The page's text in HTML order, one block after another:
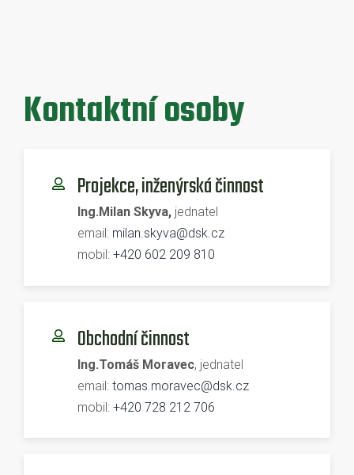
Kontaktní osoby
Projekce, inženýrská činnost
Ing.Milan Skyva, jednatel
email: milan.skyva@dsk.cz
mobil:+420 602 209 810
Obchodní činnost
Ing.Tomáš Moravec, jednatel
email:tomas.moravec@dsk.cz
mobil:+420 728 212 706